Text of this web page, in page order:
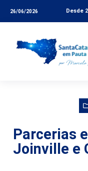
26/06/2026 Desde
Parcerias
Joinville e